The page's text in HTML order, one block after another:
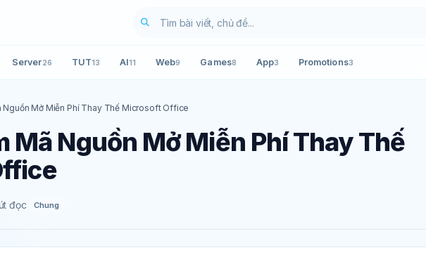
Server26 TUT13 AI11 Web9 Games8 App3 Promotions3
Nguồn Mở Miễn Phí Thay Thế Microsoft Office
Mã Nguồn Mở Miễn Phí Thay Thế
đọc Chung